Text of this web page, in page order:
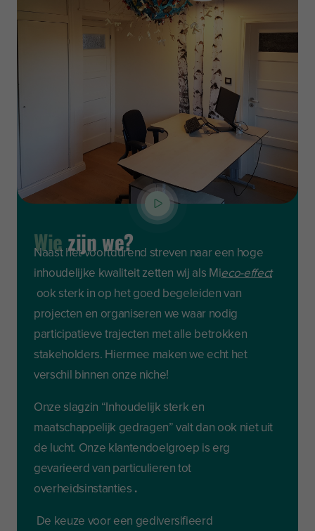
Wiezijn we?
Naast het voortdurend streven naar een hoge
inhoudelijke kwaliteit zetten wij als Mieco-effect
ook sterk in op het goed begeleiden van
projecten en organiseren we waar nodig
participatieve trajecten met alle betrokken
stakeholders. Hiermee maken we echt het
verschil binnen onze niche!
Onze slagzin “Inhoudelijk sterk en
maatschappelijk gedragen” valt dan ook niet uit
de lucht. Onze klantendoelgroep is erg
gevarieerd van particulieren tot
overheidsinstanties .
De keuze voor een gediversifieerd